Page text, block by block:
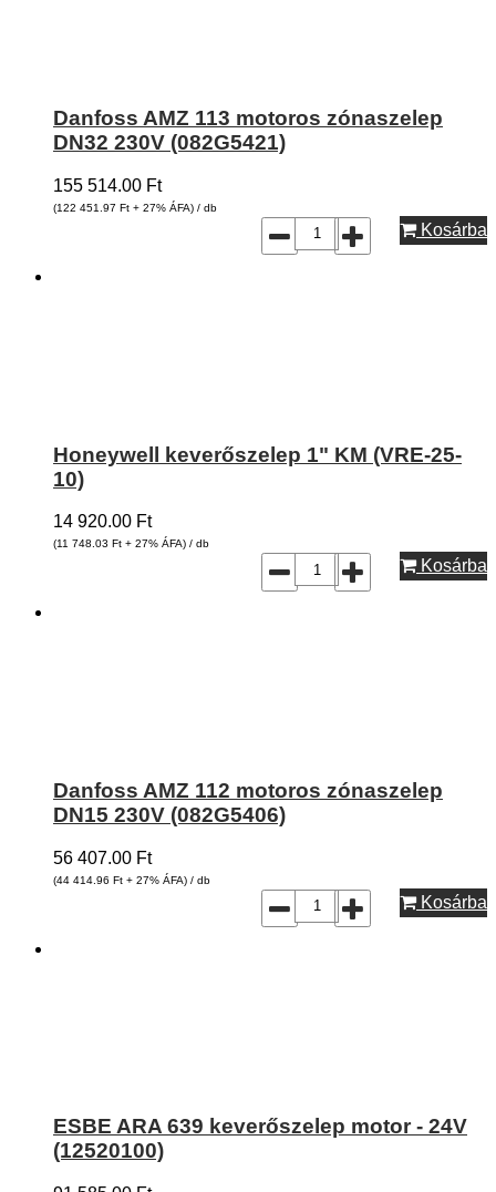
Danfoss AMZ 113 motoros zónaszelep
DN32 230V (082G5421)
155 514.00 Ft
(122 451.97 Ft + 27% ÁFA) / db
Kosárba
Honeywell keverőszelep 1" KM (VRE-25-
10)
14 920.00 Ft
(11 748.03 Ft + 27% ÁFA) / db
Kosárba
Danfoss AMZ 112 motoros zónaszelep
DN15 230V (082G5406)
56 407.00 Ft
(44 414.96 Ft + 27% ÁFA) / db
Kosárba
ESBE ARA 639 keverőszelep motor - 24V
(12520100)